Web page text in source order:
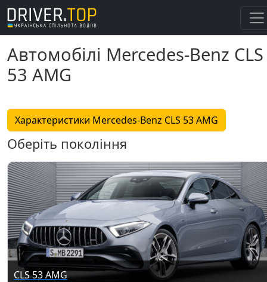
Автомобілі Mercedes-Benz CLS
53 AMG
Характеристики Mercedes-Benz CLS 53 AMG
Оберіть покоління
CLS 53 AMG